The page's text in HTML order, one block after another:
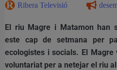
Ribera Televisió
El riu Magre i Matamon han
este cap de setmana per
ecologistes i socials. El
voluntariat per a netejar el riu